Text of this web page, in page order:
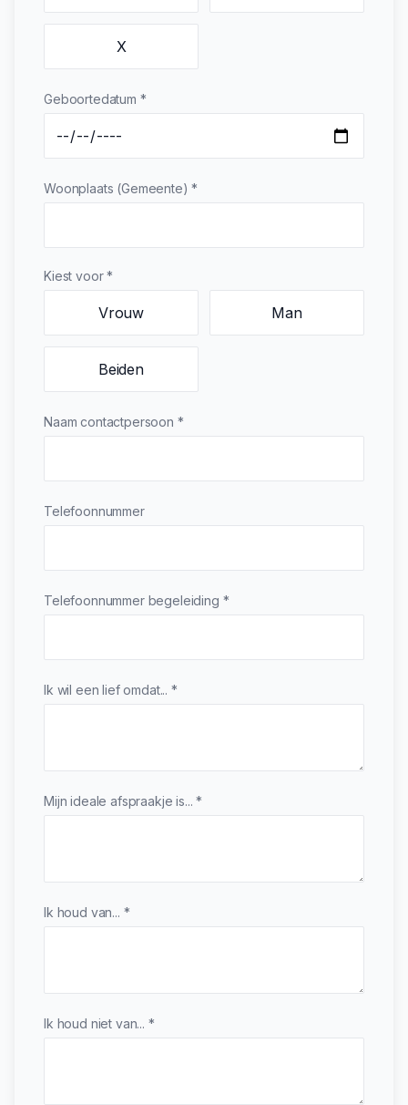
X
Geboortedatum *
Woonplaats (Gemeente) *
Kiest voor *
Vrouw Man
Beiden
Naam contactpersoon *
Telefoonnummer
Telefoonnummer begeleiding *
Ik wil een lief omdat... *
Mijn ideale afspraakje is... *
Ik houd van... *
Ik houd niet van... *